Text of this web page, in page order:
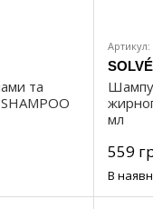
та
Артикул:
мл
559
В